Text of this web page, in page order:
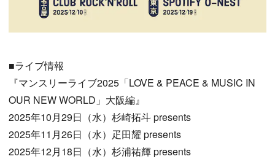
■ライブ情報
『マンスリーライブ2025「LOVE & PEACE & MUSIC IN
OUR NEW WORLD」大阪編』
2025年10月29日（水）杉崎拓斗 presents
2025年11月26日（水）疋田耀 presents
2025年12月18日（水）杉浦祐輝 presents